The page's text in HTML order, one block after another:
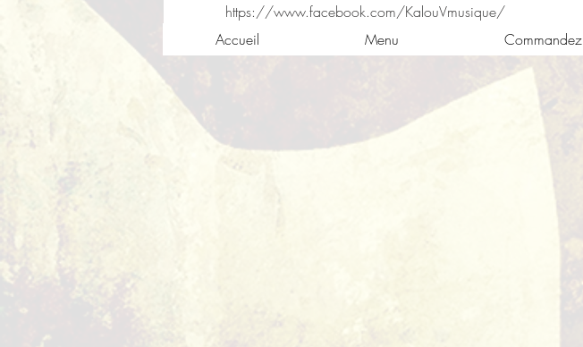
https://www.facebook.com/KalouVmusique/
Accueil
Menu Commandez